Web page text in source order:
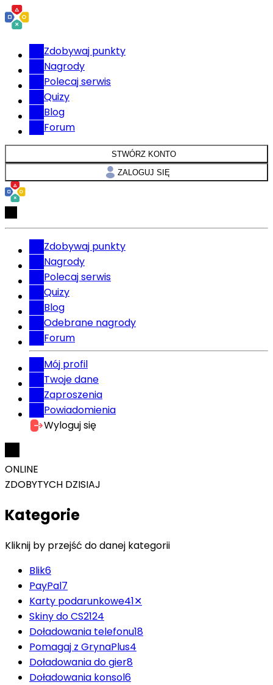
Zdobywaj punkty
Nagrody
Polecaj serwis
Quizy
Blog
Forum
STWÓRZ KONTO
ZALOGUJ SIĘ
Zdobywaj punkty
Nagrody
Polecaj serwis
Quizy
Blog
Odebrane nagrody
Forum
Mój profil
Twoje dane
Zaproszenia
Powiadomienia
Wyloguj się
ONLINE
ZDOBYTYCH DZISIAJ
Kategorie
Kliknij by przejść do danej kategorii
Blik6
PayPal7
Karty podarunkowe41✕
Skiny do CS2124
Doładowania telefonu18
Pomagaj z GrynaPlus4
Doładowania do gier8
Doładowania konsol6